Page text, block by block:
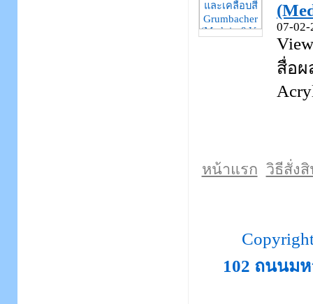
07-02-
สื่อผ
หน้าแรก วิธีสั่ง
102 ถนนม